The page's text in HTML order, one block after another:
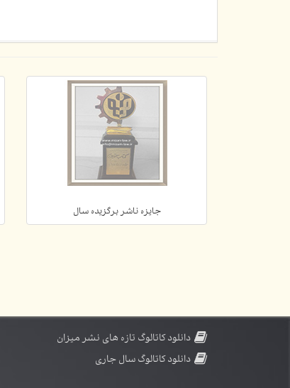
جایزه ناشر برگزیده سال
دانلود کاتالوگ تازه های نشر میزان
دانلود کاتالوگ سال جاری